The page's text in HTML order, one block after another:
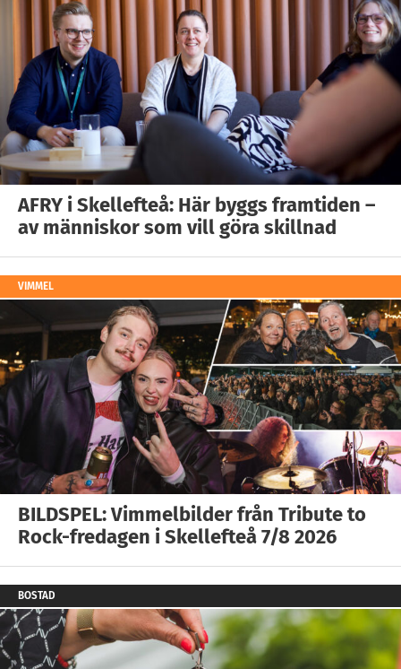
AFRY i Skellefteå: Här byggs framtiden –
av människor som vill göra skillnad
VIMMEL
BILDSPEL: Vimmelbilder från Tribute to
Rock-fredagen i Skellefteå 7/8 2026
BOSTAD